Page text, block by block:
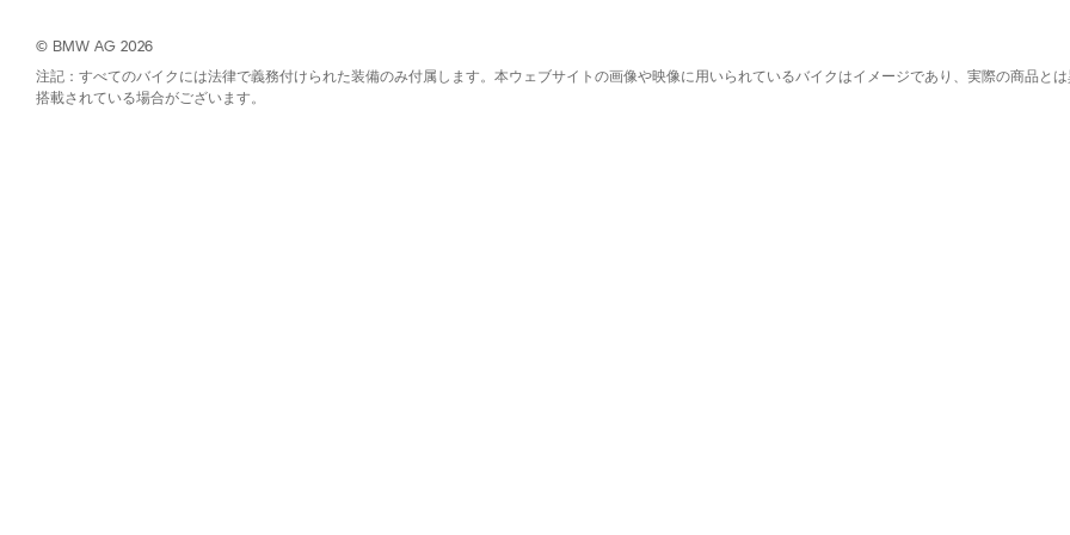
© BMW AG 2026
注記：すべてのバイクには法律で義務付けられた装備のみ付属します。本ウェブサイトの画像や映像に用いられているバイクはイメージであり、実際の商品と
搭載されている場合がございます。